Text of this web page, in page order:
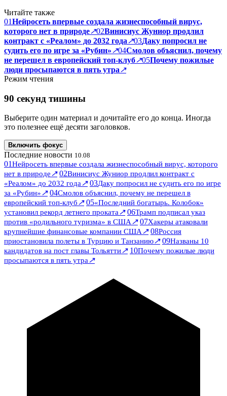
Читайте также
01Нейросеть впервые создала жизнеспособный вирус,
которого нет в природе↗02Винисиус Жуниор продлил
контракт с «Реалом» до 2032 года↗03Даку попросил не
судить его по игре за «Рубин»↗04Смолов объяснил, почему
не перешел в европейский топ-клуб↗05Почему пожилые
люди просыпаются в пять утра↗
Режим чтения
90 секунд тишины
Выберите один материал и дочитайте его до конца. Иногда
это полезнее ещё десяти заголовков.
Включить фокус
Последние новости 10.08
01Нейросеть впервые создала жизнеспособный вирус, которого
нет в природе↗ 02Винисиус Жуниор продлил контракт с
«Реалом» до 2032 года↗ 03Даку попросил не судить его по игре
за «Рубин»↗ 04Смолов объяснил, почему не перешел в
европейский топ-клуб↗ 05«Последний богатырь. Колобок»
установил рекорд летнего проката↗ 06Трамп подписал указ
против «родильного туризма» в США↗ 07Хакеры атаковали
крупнейшие финансовые компании США↗ 08Россия
приостановила полеты в Турцию и Танзанию↗ 09Названы 10
кандидатов на пост главы Тольятти↗ 10Почему пожилые люди
просыпаются в пять утра↗